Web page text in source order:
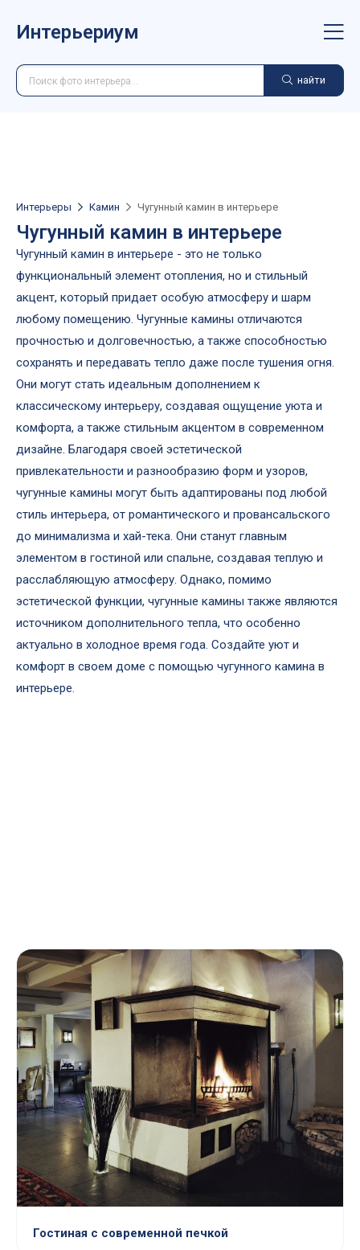
Интерьериум
найти
Интерьеры Камин Чугунный камин в интерьере
Чугунный камин в интерьере
Чугунный камин в интерьере - это не только
функциональный элемент отопления, но и стильный
акцент, который придает особую атмосферу и шарм
любому помещению. Чугунные камины отличаются
прочностью и долговечностью, а также способностью
сохранять и передавать тепло даже после тушения огня.
Они могут стать идеальным дополнением к
классическому интерьеру, создавая ощущение уюта и
комфорта, а также стильным акцентом в современном
дизайне. Благодаря своей эстетической
привлекательности и разнообразию форм и узоров,
чугунные камины могут быть адаптированы под любой
стиль интерьера, от романтического и провансальского
до минимализма и хай-тека. Они станут главным
элементом в гостиной или спальне, создавая теплую и
расслабляющую атмосферу. Однако, помимо
эстетической функции, чугунные камины также являются
источником дополнительного тепла, что особенно
актуально в холодное время года. Создайте уют и
комфорт в своем доме с помощью чугунного камина в
интерьере.
Гостиная с современной печкой